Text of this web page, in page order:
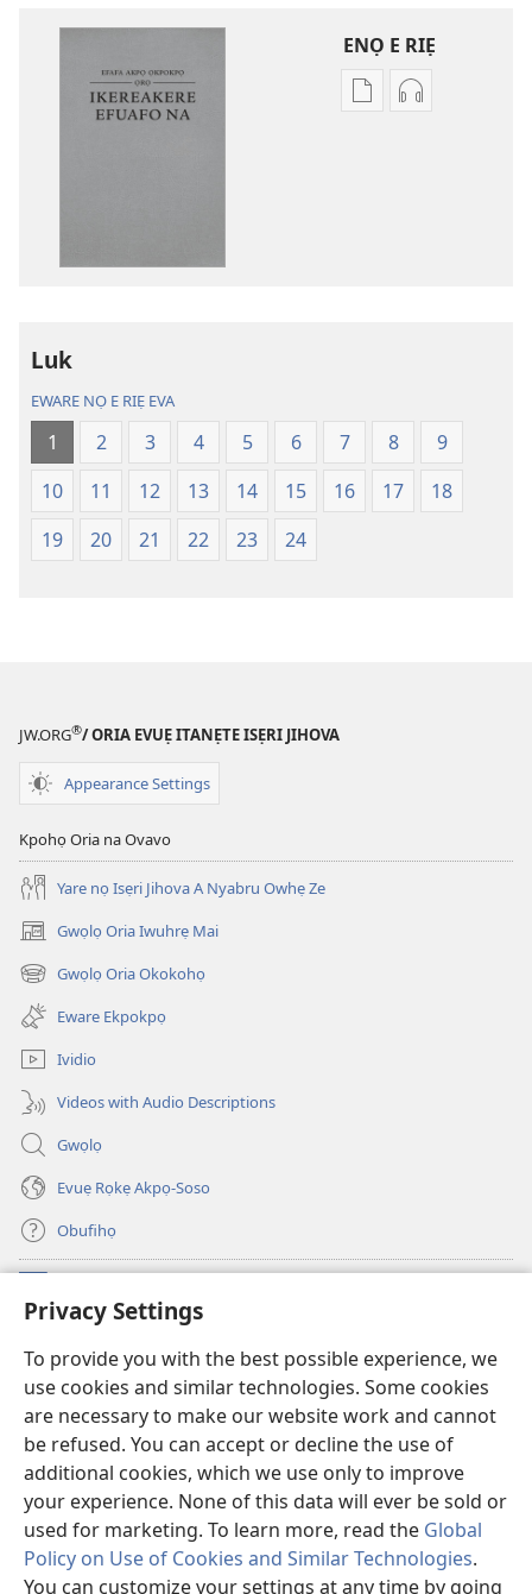
Privacy Settings
To provide you with the best possible experience, we
use cookies and similar technologies. Some cookies
are necessary to make our website work and cannot
be refused. You can accept or decline the use of
additional cookies, which we use only to improve
your experience. None of this data will ever be sold or
used for marketing. To learn more, read the Global
Policy on Use of Cookies and Similar Technologies.
You can customize your settings at any time by going
ENỌ E RIẸ
Oghẹrẹ
Ọkpokpọ
ọrọ
Ikereakere
Efuafo
Oghẹrẹ
Na
(Onọ
a
wariẹ
Luk
EWARE NỌ E RIẸ EVA
1 2 3 4 5 6 7 8
9
10
11 12 13 14 15 16 17
18
19
20 21 22 23 24
JW.ORG®/ ORIA EVUẸ ITANẸTE ISẸRI JIHOVA
Appearance Settings
Kpohọ Oria na Ovavo
Yare nọ Isẹri Jihova A Nyabru Owhẹ Ze
Gwọlọ Oria Iwuhrẹ Mai
(opens
new
window)
Gwọlọ Oria Okokohọ
(opens
new
window)
Eware Ekpokpọ
Ividio
Videos with Audio Descriptions
Gwọlọ
Evuẹ Rọkẹ Akpọ-Soso
Obufihọ
(opens
new
UWOU-EBE ITANẸTE orọ Watchtower
(opens
new
window)JW Hub
(opens
new
window)JW Library
Copyright© 2026 Watch Tower Bible and Tract Society of Pennsylvania.